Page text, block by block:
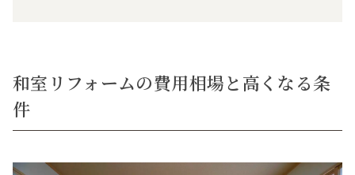
和室リフォームの費用相場と高くなる条
件